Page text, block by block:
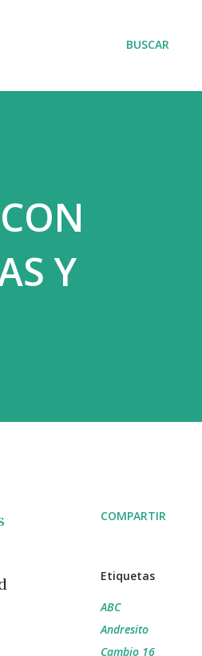
BUSCAR
Y
COMPARTIR
Etiquetas
ABC
Andresito
Cambio 16